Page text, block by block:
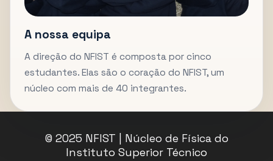
A nossa equipa
A direção do NFIST é composta por cinco
estudantes. Elas são o coração do NFIST, um
núcleo com mais de 40 integrantes.
© 2025 NFIST | Núcleo de Física do
Instituto Superior Técnico